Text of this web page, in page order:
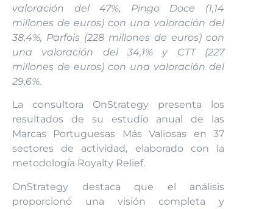
valoración del 47%, Pingo Doce (1,14
millones de euros) con una valoración del
38,4%, Parfois (228 millones de euros) con
una valoración del 34,1% y CTT (227
millones de euros) con una valoración del
29,6%.
La consultora OnStrategy presenta los
resultados de su estudio anual de las
Marcas Portuguesas Más Valiosas en 37
sectores de actividad, elaborado con la
metodología Royalty Relief.
OnStrategy destaca que el análisis
proporcionó una visión completa y